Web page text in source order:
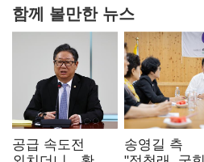
함께 볼만한 뉴스
공급 속도전
송영길 측